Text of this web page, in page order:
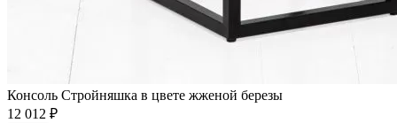
Консоль Стройняшка в цвете жженой березы
12 012 ₽